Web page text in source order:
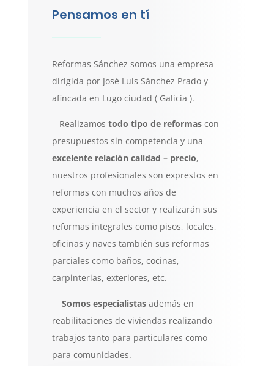
Pensamos en tí
Reformas Sánchez somos una empresa
dirigida por José Luis Sánchez Prado y
afincada en Lugo ciudad ( Galicia ).
Realizamos todo tipo de reformascon
presupuestos sin competencia y una
excelente relación calidad –precio,
nuestros profesionales son exprestos en
reformas con muchos años de
experiencia en el sector y realizarán sus
reformas integrales como pisos, locales,
oficinas y naves también sus reformas
parciales como baños, cocinas,
carpinterias, exteriores, etc.
Somos especialistasademás en
reabilitaciones de viviendas realizando
trabajos tanto para particulares como
para comunidades.